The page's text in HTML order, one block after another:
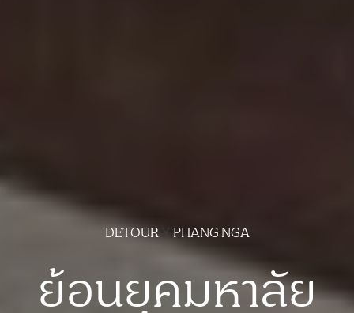
DETOURXPHANG NGA
ย้อนยุคมหาลัย